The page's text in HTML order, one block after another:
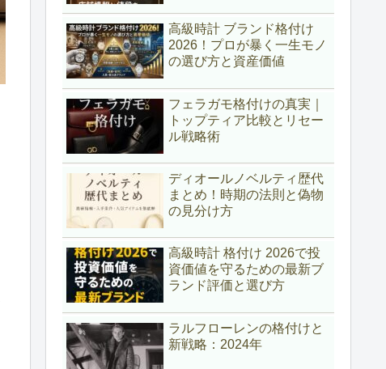
高級時計 ブランド格付け
2026！プロが暴く一生モノ
の選び方と資産価値
フェラガモ格付けの真実｜
トップティア比較とリセー
ル戦略術
ディオールノベルティ歴代
まとめ！時期の法則と偽物
の見分け方
高級時計 格付け 2026で投
資価値を守るための最新ブ
ランド評価と選び方
ラルフローレンの格付けと
新戦略：2024年